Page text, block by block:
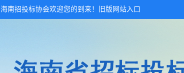
海南招投标协会欢迎您的到来！ 旧版网站入口